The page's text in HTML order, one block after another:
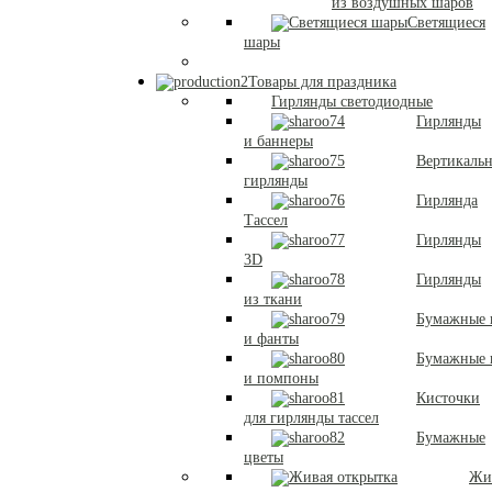
Светящиеся
шары
Товары для праздника
Гирлянды светодиодные
Гирлянды
и баннеры
гирлянды
Гирлянда
Тассел
Гирлянды
3D
Гирлянды
из ткани
Бумажные
и фанты
Бумажные
и помпоны
Кисточки
для гирлянды тассел
Бумажные
цветы